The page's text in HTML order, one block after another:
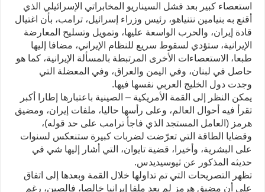
استعصاء كبير بعد فشل السيناريو المخابراتي الإسرائيلي الذي
أقنع به بنيامين نتنياهو، رئيس وزراء إسرائيل، ترامب، بأن اغتيال
قادة إيران، والحرب الواسعة عليها، وتمويل وتسليح المعارضة
الإيرانية، ستؤدي لسقوط سريع للنظام الإيراني، مضافا إليها
طبعا، الاستعصاءات الأخرى المرتبطة بالمسألة الإيرانية، كما هو
حاصل في لبنان، وفي اليمن والعراق، وفي المعضلة التي
وجدت دول الخليج العربي نفسها فيها.
يمكن النظر إلى القمة الأمريكية – الصينية باعتبارها إطارا أكبر
تقرأ فيه أحوال العالم، وعلى رأسها حاليا، ملفات إيران، ومضيق
هرمز (العامل المستجد الذي فاجأ ترامب على حد قوله)،
وقضايا الطاقة التي تعرّضت لضربات كبيرة ستنعكس لسنوات
على البشرية، وأخيرا، قضية تايوان، التي أشار إليها شي في
حديثه المذكور عن ثيوسيديدس.
تظهر التصريحات التي تم تداولها خلال القمة وبعدها إلى اتفاق
على أن مضيق هرمز لم يعد ملفا إيرانيا خالصا، فالصين، رغم